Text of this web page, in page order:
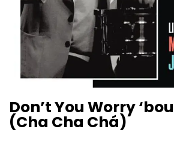
Don’t You Worry
(Cha Cha Chá)